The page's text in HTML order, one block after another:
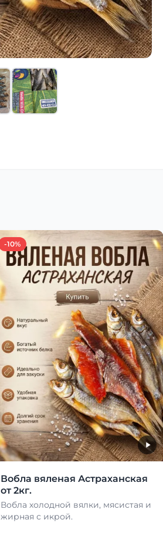
-10%
Вобла вяленая Астраханская
от 2кг.
Вобла холодной вялки, мясистая и
жирная с икрой.